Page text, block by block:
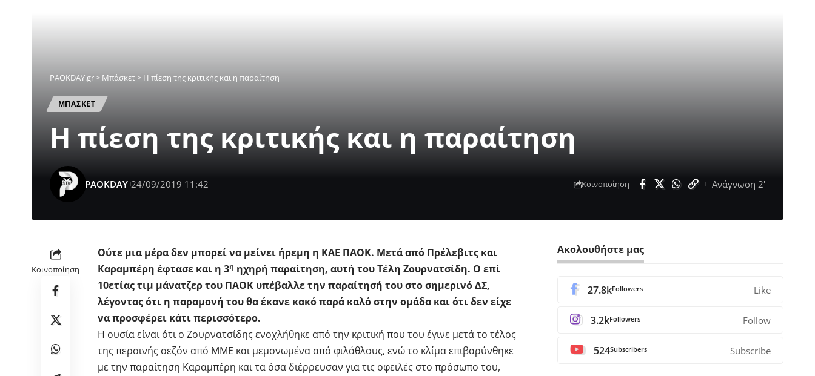
PAOKDAY.gr> Μπάσκετ> Η πίεση της κριτικής και η παραίτηση
ΜΠΑΣΚΕΤ
Η πίεση της κριτικής και η παραίτηση
PAOKDAY 24/09/2019 11:42 Κοινοποίηση Ανάγνωση 2'
Κοινοποίηση
Ούτε μια μέρα δεν μπορεί να μείνει ήρεμη η ΚΑΕ ΠΑΟΚ. Μετά από Πρέλεβιτς και
Καραμπέρη έφτασε και η 3η ηχηρή παραίτηση, αυτή του Τέλη Ζουρνατσίδη. Ο επί
10ετίας τιμ μάνατζερ του ΠΑΟΚ υπέβαλλε την παραίτησή του στο σημερινό ΔΣ,
λέγοντας ότι η παραμονή του θα έκανε κακό παρά καλό στην ομάδα και ότι δεν είχε
να προσφέρει κάτι περισσότερο.
Η ουσία είναι ότι ο Ζουρνατσίδης ενοχλήθηκε από την κριτική που του έγινε μετά το τέλος
της περσινής σεζόν από ΜΜΕ και μεμονωμένα από φιλάθλους, ενώ το κλίμα επιβαρύνθηκε
με την παραίτηση Καραμπέρη και τα όσα διέρρευσαν για τις οφειλές στο πρόσωπο του,
Ακολουθήστε μας
27.8kFollowers Like
3.2kFollowers Follow
524Subscribers Subscribe